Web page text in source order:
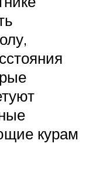
курам